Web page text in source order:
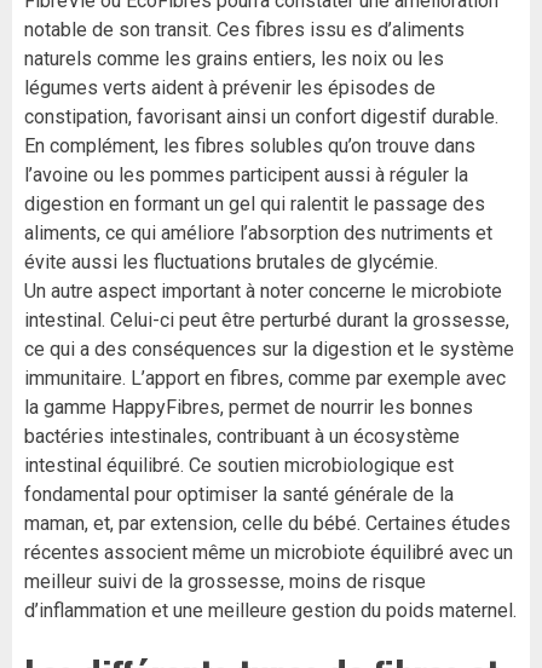
notable de son transit. Ces fibres issu es d’aliments
naturels comme les grains entiers, les noix ou les
légumes verts aident à prévenir les épisodes de
constipation, favorisant ainsi un confort digestif durable.
En complément, les fibres solubles qu’on trouve dans
l’avoine ou les pommes participent aussi à réguler la
digestion en formant un gel qui ralentit le passage des
aliments, ce qui améliore l’absorption des nutriments et
évite aussi les fluctuations brutales de glycémie.
Un autre aspect important à noter concerne le microbiote
intestinal. Celui-ci peut être perturbé durant la grossesse,
ce qui a des conséquences sur la digestion et le système
immunitaire. L’apport en fibres, comme par exemple avec
la gamme HappyFibres, permet de nourrir les bonnes
bactéries intestinales, contribuant à un écosystème
intestinal équilibré. Ce soutien microbiologique est
fondamental pour optimiser la santé générale de la
maman, et, par extension, celle du bébé. Certaines études
récentes associent même un microbiote équilibré avec un
meilleur suivi de la grossesse, moins de risque
d’inflammation et une meilleure gestion du poids maternel.